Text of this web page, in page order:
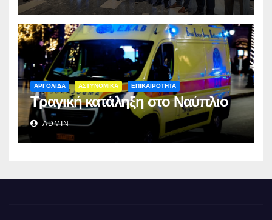
ΑΡΓΟΛΙΔΑ ΑΣΤΥΝΟΜΙΚΑ ΕΠΙΚΑΙΡΟΤΗΤΑ
Τραγική κατάληξη στο Ναύπλιο
ADMIN